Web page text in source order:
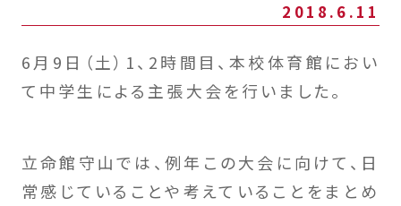
2018.6.11
6月9日（土）1、2時間目、本校体育館におい
て中学生による主張大会を行いました。
立命館守山では、例年この大会に向けて、日
常感じていることや考えていることをまとめ